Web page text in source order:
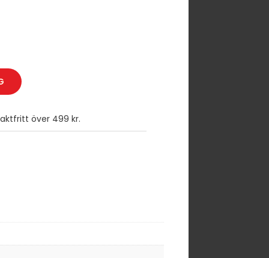
över 499 kr.